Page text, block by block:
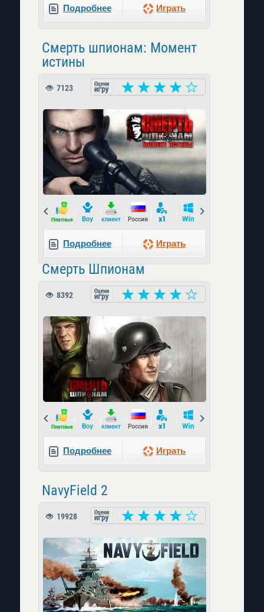
Подробнее Играть
Смерть шпионам: Момент
истины
7123
Prev
Подробнее Играть
Смерть Шпионам
8392
Prev
Подробнее Играть
NavyField 2
19928